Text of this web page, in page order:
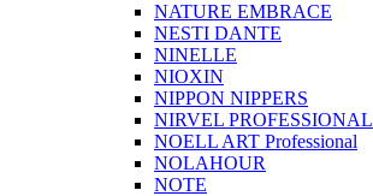
NATURE EMBRACE
NESTI DANTE
NINELLE
NIOXIN
NIPPON NIPPERS
NIRVEL PROFESSIONAL
NOELL ART Professional
NOLAHOUR
NOTE